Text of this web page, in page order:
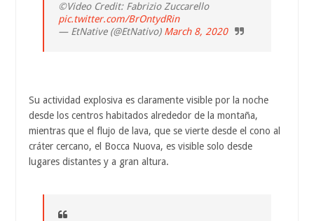
©️Video Credit: Fabrizio Zuccarello
pic.twitter.com/BrOntydRin
— EtNative (@EtNativo) March 8, 2020
Su actividad explosiva es claramente visible por la noche
desde los centros habitados alrededor de la montaña,
mientras que el flujo de lava, que se vierte desde el cono al
cráter cercano, el Bocca Nuova, es visible solo desde
lugares distantes y a gran altura.